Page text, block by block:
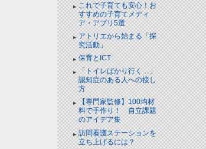
これで子育ても安心！お
すすめの子育てメディ
ア・アプリ5選
アトリエから始まる「探
究活動」
保育とICT
「トイレばかり行く…」
認知症のある人への接し
方
【専門家監修】100均材
料で手作り！ 自立課題
のアイデア集
訪問看護ステーションを
立ち上げるには？